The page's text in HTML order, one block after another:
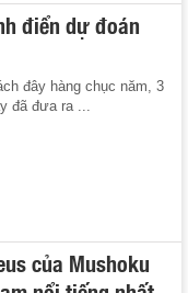
điển dự đoán
đây hàng chục năm, 3
đã đưa ra ...
của Mushoku